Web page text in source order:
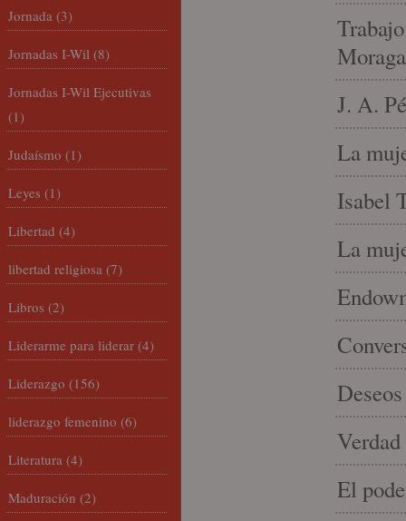
J. A.
La
Isabel
La
El
Jornada (3)
Jornadas I-Wil (8)
Jornadas I-Wil Ejecutivas
(1)
Judaísmo (1)
Leyes (1)
Libertad (4)
libertad religiosa (7)
Libros (2)
Liderarme para liderar (4)
Liderazgo (156)
liderazgo femenino (6)
Literatura (4)
Maduración (2)